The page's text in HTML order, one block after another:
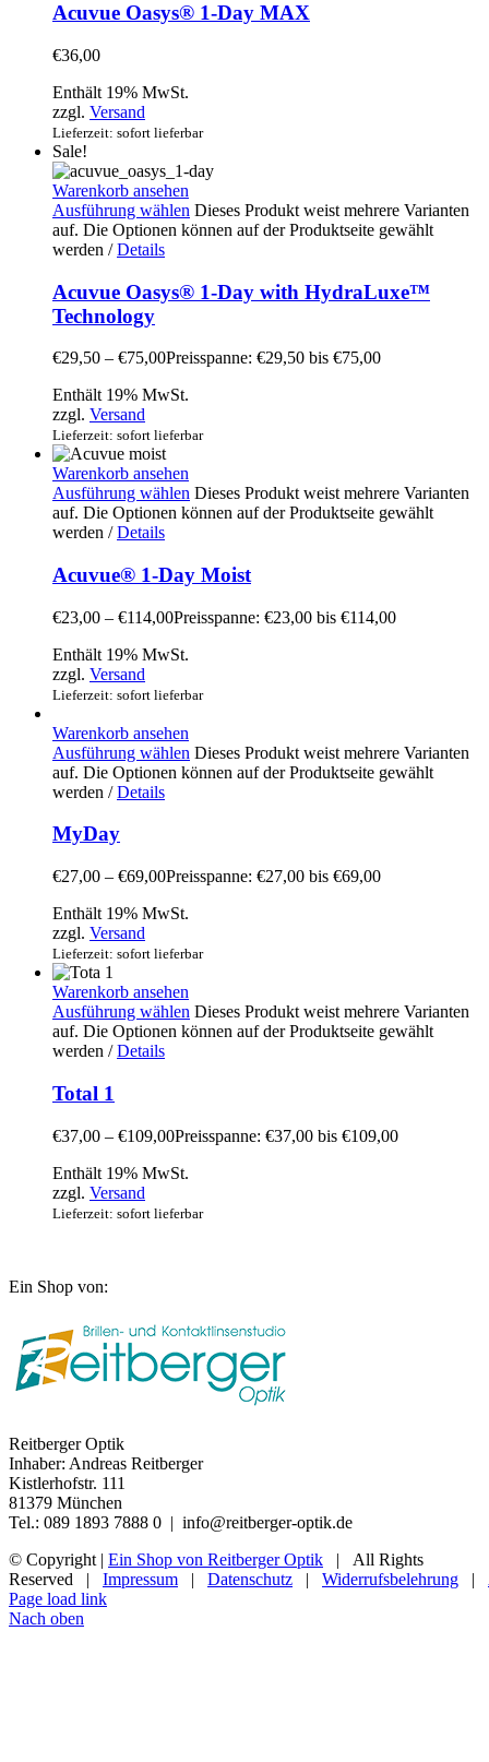
Acuvue Oasys® 1-Day MAX
€36,00
Enthält 19% MwSt.
zzgl. Versand
Lieferzeit: sofort lieferbar
Sale!
Warenkorb ansehen
Ausführung wählen Dieses Produkt weist mehrere Varianten
auf. Die Optionen können auf der Produktseite gewählt
werden / Details
Acuvue Oasys® 1-Day with HydraLuxe™
Technology
€29,50 – €75,00Preisspanne: €29,50 bis €75,00
Enthält 19% MwSt.
zzgl. Versand
Lieferzeit: sofort lieferbar
Warenkorb ansehen
Ausführung wählen Dieses Produkt weist mehrere Varianten
auf. Die Optionen können auf der Produktseite gewählt
werden / Details
Acuvue® 1-Day Moist
€23,00 – €114,00Preisspanne: €23,00 bis €114,00
Enthält 19% MwSt.
zzgl. Versand
Lieferzeit: sofort lieferbar
Warenkorb ansehen
Ausführung wählen Dieses Produkt weist mehrere Varianten
auf. Die Optionen können auf der Produktseite gewählt
werden / Details
MyDay
€27,00 – €69,00Preisspanne: €27,00 bis €69,00
Enthält 19% MwSt.
zzgl. Versand
Lieferzeit: sofort lieferbar
Warenkorb ansehen
Ausführung wählen Dieses Produkt weist mehrere Varianten
auf. Die Optionen können auf der Produktseite gewählt
werden / Details
Total 1
€37,00 – €109,00Preisspanne: €37,00 bis €109,00
Enthält 19% MwSt.
zzgl. Versand
Lieferzeit: sofort lieferbar
Ein Shop von:
Reitberger Optik
Inhaber: Andreas Reitberger
Kistlerhofstr. 111
81379 München
Tel.: 089 1893 7888 0 | info@reitberger-optik.de
© Copyright | Ein Shop von Reitberger Optik | All Rights
Reserved | Impressum | Datenschutz | Widerrufsbelehrung |
Page load link
Nach oben